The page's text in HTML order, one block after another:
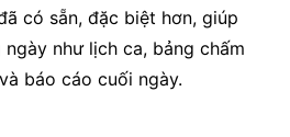
có sẵn, đặc biệt hơn, giúp
như lịch ca, bảng chấm
báo cáo cuối ngày.